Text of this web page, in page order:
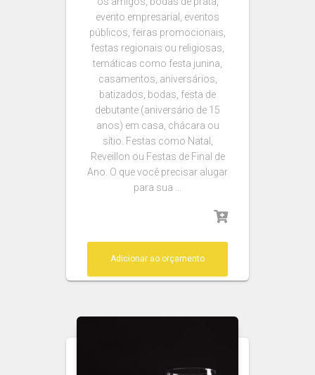
evento empresarial, eventos
públicos, feiras promocionais,
festas regionais ou religiosas,
temáticas como festa junina,
casamentos, aniversários,
batizados, bodas, festa de
debutante (aniversário de 15
anos) em casa, chácara ou
sítio. Festas como Natal,
Reveillon ou Festas de Final de
Ano. O que você precisar alugar
para sua …
Adicionar ao orçamento